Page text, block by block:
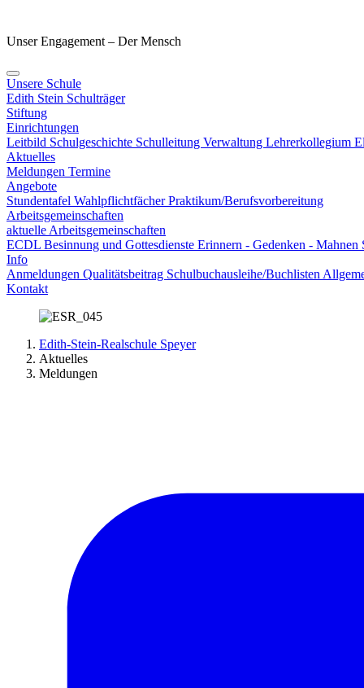
Unser Engagement – Der Mensch
Unsere Schule
Edith Stein Schulträger
Stiftung
Einrichtungen
Leitbild Schulgeschichte Schulleitung Verwaltung Lehrerkollegium
Aktuelles
Meldungen Termine
Angebote
Stundentafel WahlpflichtfächerPraktikum/Berufsvorbereitung
Arbeitsgemeinschaften
aktuelle Arbeitsgemeinschaften
ECDL Besinnung und Gottesdienste Erinnern - Gedenken - Mahnen
Info
Anmeldungen Qualitätsbeitrag Schulbuchausleihe/Buchlisten
Kontakt
Edith-Stein-Realschule Speyer
Aktuelles
Meldungen